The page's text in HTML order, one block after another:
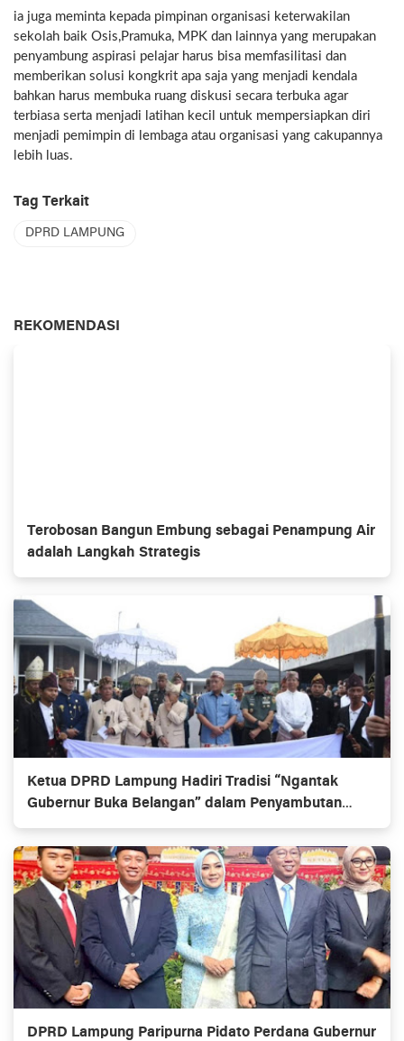
ia juga meminta kepada pimpinan organisasi keterwakilan
sekolah baik Osis,Pramuka, MPK dan lainnya yang merupakan
penyambung aspirasi pelajar harus bisa memfasilitasi dan
memberikan solusi kongkrit apa saja yang menjadi kendala
bahkan harus membuka ruang diskusi secara terbuka agar
terbiasa serta menjadi latihan kecil untuk mempersiapkan diri
menjadi pemimpin di lembaga atau organisasi yang cakupannya
lebih luas.
Tag Terkait
DPRD LAMPUNG
REKOMENDASI
Terobosan Bangun Embung sebagai Penampung Air
adalah Langkah Strategis
Ketua DPRD Lampung Hadiri Tradisi “Ngantak
Gubernur Buka Belangan” dalam Penyambutan
Gubernur Baru
DPRD Lampung Paripurna Pidato Perdana Gubernur